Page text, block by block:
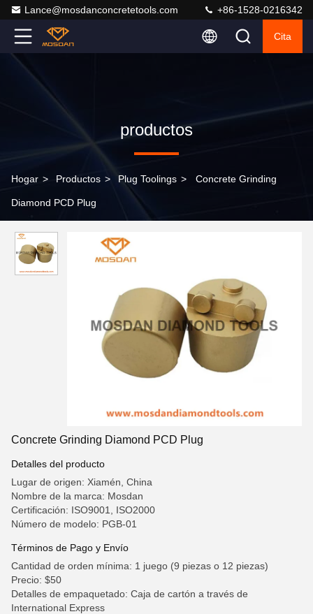
Lance@mosdanconcretetools.com +86-1528-0216342
Cita
productos
Hogar > Productos > Plug Toolings > Concrete Grinding
Diamond PCD Plug
Concrete Grinding Diamond PCD Plug
Detalles del producto
Lugar de origen: Xiamén, China
Nombre de la marca: Mosdan
Certificación: ISO9001, ISO2000
Número de modelo: PGB-01
Términos de Pago y Envío
Cantidad de orden mínima: 1 juego (9 piezas o 12 piezas)
Precio: $50
Detalles de empaquetado: Caja de cartón a través de
International Express